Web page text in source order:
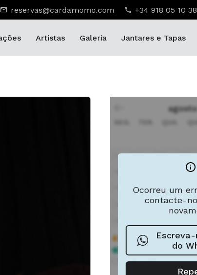
reservas@cardamomo.com +34 918 05 10 38
Artistas Galeria Jantares e Tapas